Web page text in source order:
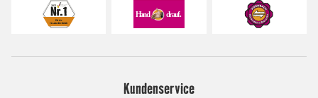
Kundenservice